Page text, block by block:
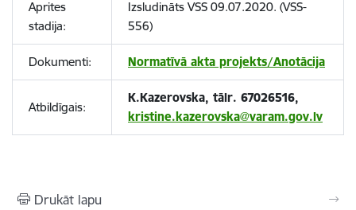
Aprites
stadija:
Izsludināts VSS 09.07.2020. (VSS-
556)
Dokumenti: Normatīvā akta projekts/Anotācija
Atbildīgais:
K.Kazerovska, tālr. 67026516,
kristine.kazerovska@varam.gov.lv
Drukāt lapu